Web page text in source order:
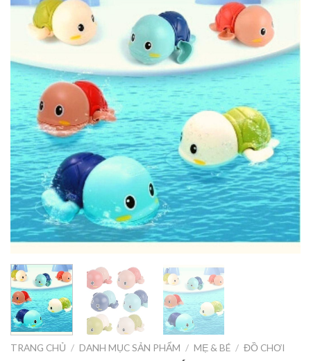
TRANG CHỦ / DANH MỤC SẢN PHẨM / MẸ & BÉ / ĐỒ CHƠI